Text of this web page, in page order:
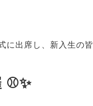
に出席し、新入生の皆